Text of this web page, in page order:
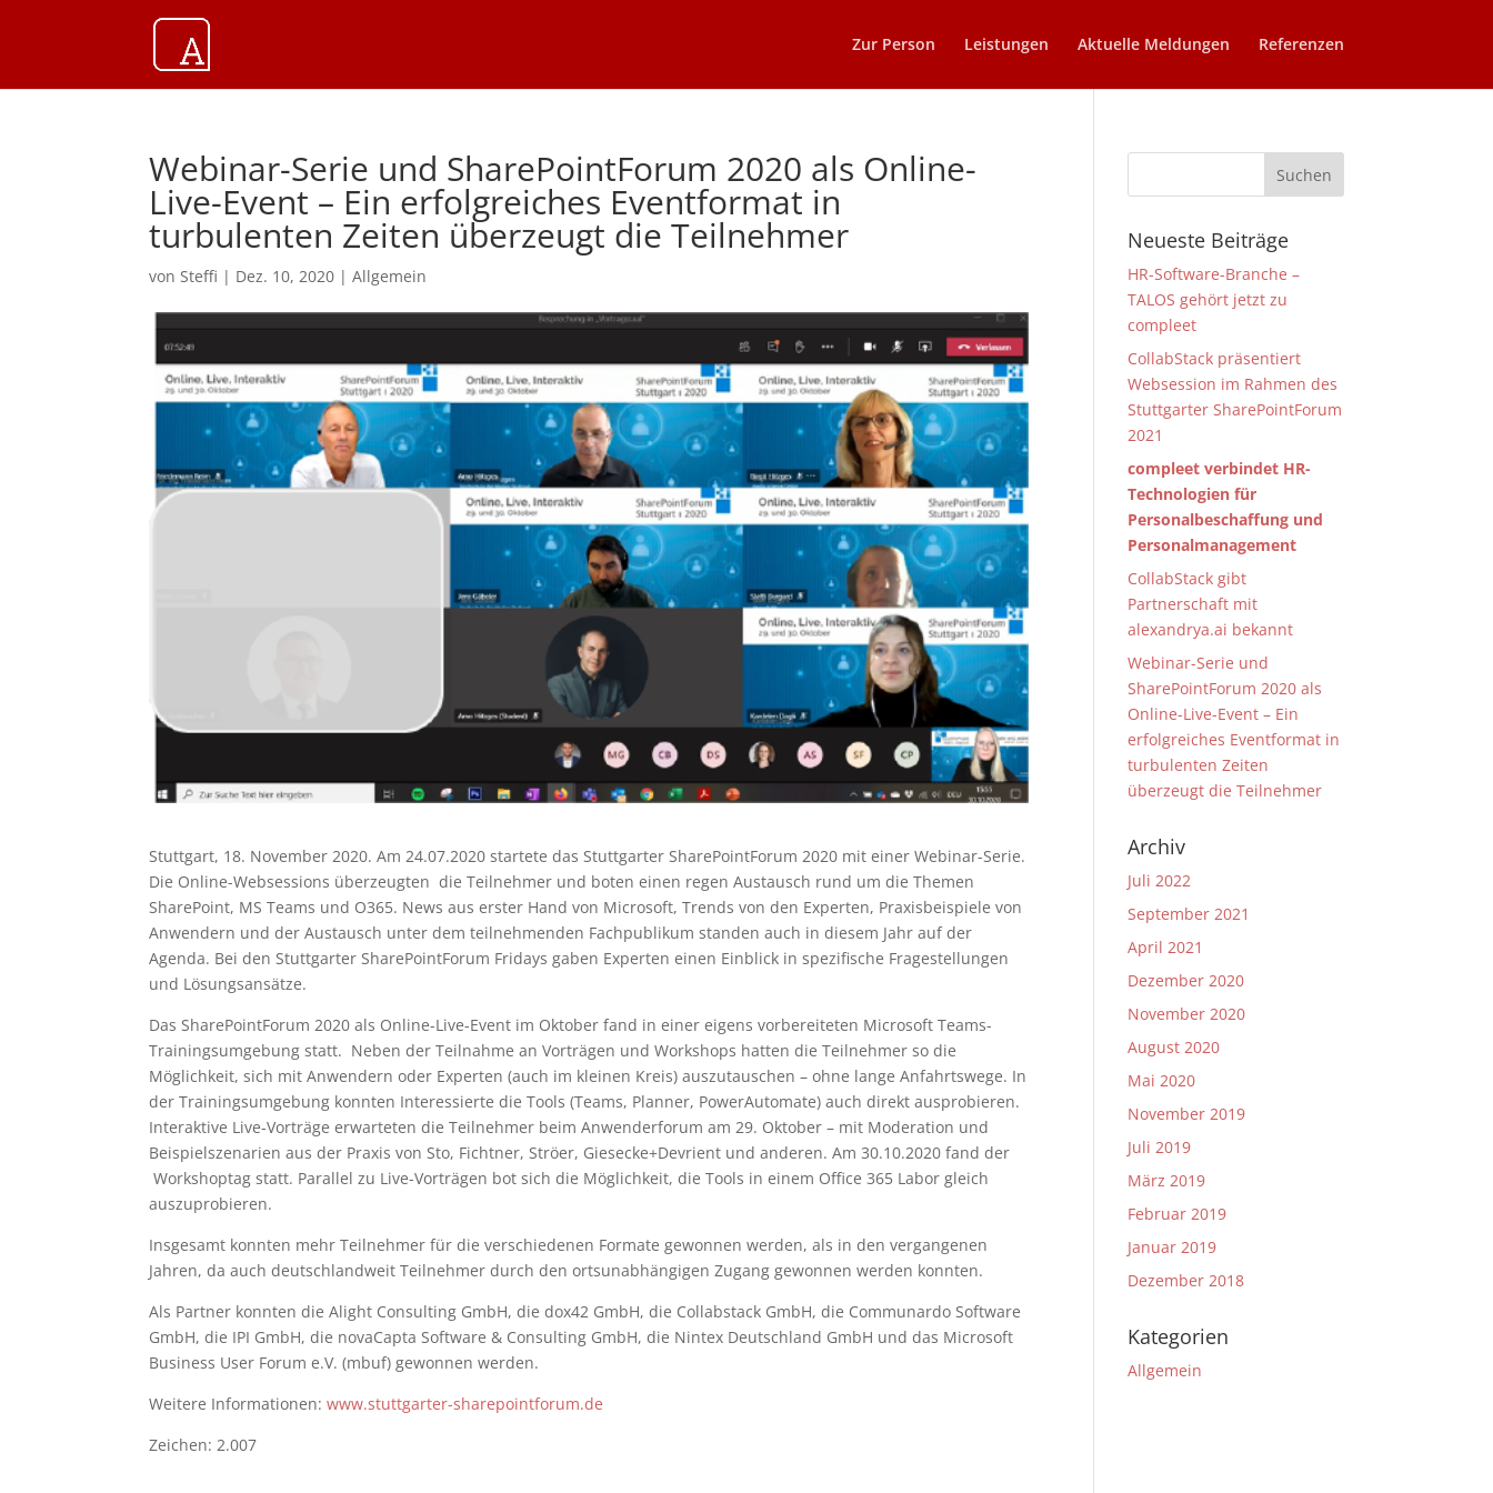
Zur Person Leistungen Aktuelle Meldungen Referenzen
Webinar-Serie und SharePointForum 2020 als Online-
Live-Event – Ein erfolgreiches Eventformat in
turbulenten Zeiten überzeugt die Teilnehmer
vonSteffi | Dez. 10, 2020 |Allgemein
Stuttgart, 18. November 2020. Am 24.07.2020 startete das Stuttgarter SharePointForum 2020 mit einer Webinar-Serie.
Die Online-Websessions überzeugten die Teilnehmer und boten einen regen Austausch rund um die Themen
SharePoint, MS Teams und O365. News aus erster Hand von Microsoft, Trends von den Experten, Praxisbeispiele von
Anwendern und der Austausch unter dem teilnehmenden Fachpublikum standen auch in diesem Jahr auf der
Agenda. Bei den Stuttgarter SharePointForum Fridays gaben Experten einen Einblick in spezifische Fragestellungen
und Lösungsansätze.
Das SharePointForum 2020 als Online-Live-Event im Oktober fand in einer eigens vorbereiteten Microsoft Teams-
Trainingsumgebung statt. Neben der Teilnahme an Vorträgen und Workshops hatten die Teilnehmer so die
Möglichkeit, sich mit Anwendern oder Experten (auch im kleinen Kreis) auszutauschen – ohne lange Anfahrtswege. In
der Trainingsumgebung konnten Interessierte die Tools (Teams, Planner, PowerAutomate) auch direkt ausprobieren.
Interaktive Live-Vorträge erwarteten die Teilnehmer beim Anwenderforum am 29. Oktober – mit Moderation und
Beispielszenarien aus der Praxis von Sto, Fichtner, Ströer, Giesecke+Devrient und anderen. Am 30.10.2020 fand der
Workshoptag statt. Parallel zu Live-Vorträgen bot sich die Möglichkeit, die Tools in einem Office 365 Labor gleich
auszuprobieren.
Insgesamt konnten mehr Teilnehmer für die verschiedenen Formate gewonnen werden, als in den vergangenen
Jahren, da auch deutschlandweit Teilnehmer durch den ortsunabhängigen Zugang gewonnen werden konnten.
Als Partner konnten die Alight Consulting GmbH, die dox42 GmbH, die Collabstack GmbH, die Communardo Software
GmbH, die IPI GmbH, die novaCapta Software & Consulting GmbH, die Nintex Deutschland GmbH und das Microsoft
Business User Forum e.V. (mbuf) gewonnen werden.
Weitere Informationen:www.stuttgarter-sharepointforum.de
Zeichen: 2.007
Neueste Beiträge
HR-Software-Branche –
TALOS gehört jetzt zu
compleet
CollabStack präsentiert
Websession im Rahmen des
Stuttgarter SharePointForum
2021
compleet verbindet HR-
Technologien für
Personalbeschaffung und
Personalmanagement
CollabStack gibt
Partnerschaft mit
alexandrya.ai bekannt
Webinar-Serie und
SharePointForum 2020 als
Online-Live-Event – Ein
erfolgreiches Eventformat in
turbulenten Zeiten
überzeugt die Teilnehmer
Archiv
Juli 2022
September 2021
April 2021
Dezember 2020
November 2020
August 2020
Mai 2020
November 2019
Juli 2019
März 2019
Februar 2019
Januar 2019
Dezember 2018
Kategorien
Allgemein